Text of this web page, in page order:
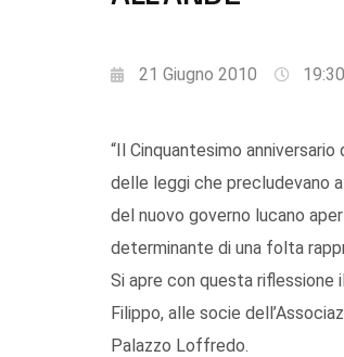
21 Giugno 2010 19:30
“Il Cinquantesimo
delle leggi che precludevano
del nuovo governo lucano
determinante di una folta
Si apre con questa riflessione
Filippo, alle socie
Palazzo Loffredo.